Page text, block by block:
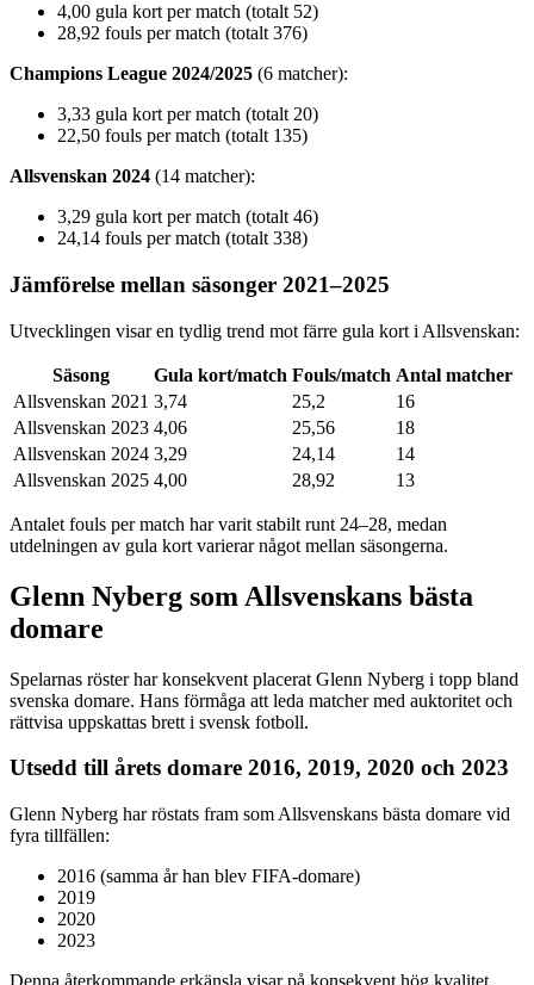
4,00 gula kort per match (totalt 52)
28,92 fouls per match (totalt 376)
Champions League 2024/2025 (6 matcher):
3,33 gula kort per match (totalt 20)
22,50 fouls per match (totalt 135)
Allsvenskan 2024 (14 matcher):
3,29 gula kort per match (totalt 46)
24,14 fouls per match (totalt 338)
Jämförelse mellan säsonger 2021–2025
Utvecklingen visar en tydlig trend mot färre gula kort i Allsvenskan:
Säsong Gula kort/match Fouls/match Antal matcher
Allsvenskan 2021 3,74 25,2
16
Allsvenskan 2023 4,06 25,56
18
Allsvenskan 2024 3,29 24,14
14
Allsvenskan 2025 4,00 28,92 13
Antalet fouls per match har varit stabilt runt 24–28, medan
utdelningen av gula kort varierar något mellan säsongerna.
Glenn Nyberg som Allsvenskans bästa
domare
Spelarnas röster har konsekvent placerat Glenn Nyberg i topp bland
svenska domare. Hans förmåga att leda matcher med auktoritet och
rättvisa uppskattas brett i svensk fotboll.
Utsedd till årets domare 2016, 2019, 2020 och 2023
Glenn Nyberg har röstats fram som Allsvenskans bästa domare vid
fyra tillfällen:
2016 (samma år han blev FIFA-domare)
2019
2020
2023